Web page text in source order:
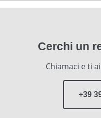
Cerchi un
Chiamaci e ti
+39